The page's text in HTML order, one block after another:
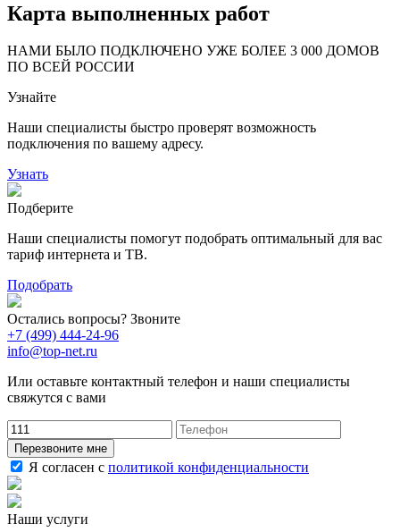
Карта выполненных работ
НАМИ БЫЛО ПОДКЛЮЧЕНО УЖЕ БОЛЕЕ 3 000 ДОМОВ
ПО ВСЕЙ РОССИИ
57
163
29
99
78
48
Узнайте
Наши специалисты быстро проверят возможность
подключения по вашему адресу.
Узнать
Подберите
Наши специалисты помогут подобрать оптимальный для вас
тариф интернета и ТВ.
Подобрать
Остались вопросы? Звоните
+7 (499) 444-24-96
info@top-net.ru
Или оставьте контактный телефон и наши специалисты
свяжутся с вами
Перезвоните мне
Я согласен с политикой конфиденциальности
Наши услуги